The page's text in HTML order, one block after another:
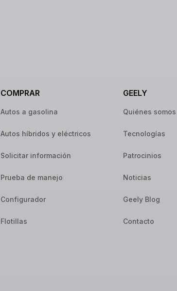
COMPRAR
Autos a gasolina
Autos híbridos y eléctricos
Solicitar información
Prueba de manejo
Configurador
Flotillas
GEELY
Quiénes somos
Tecnologías
Patrocinios
Noticias
Geely Blog
Contacto